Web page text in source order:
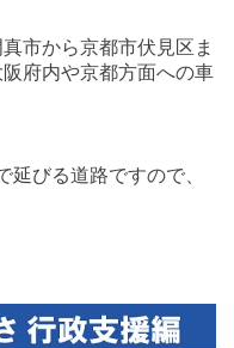
市から京都市伏見区ま
府内や京都方面への車
延びる道路ですので、